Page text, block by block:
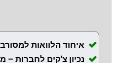
איחוד הלוואות
נכיון צ'קים לחברות –